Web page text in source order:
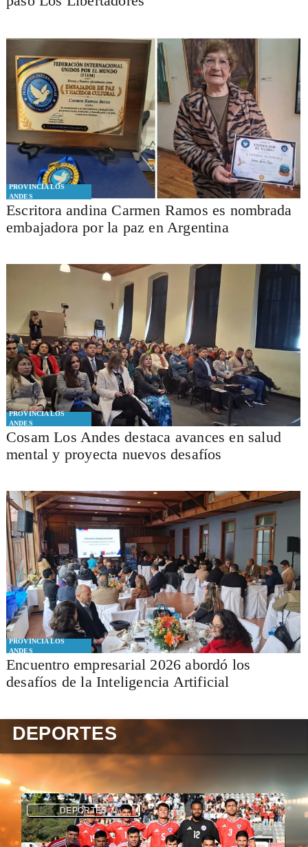
PROVINCIA LOS
ANDES
Escritora andina Carmen Ramos es nombrada
embajadora por la paz en Argentina
PROVINCIA LOS
ANDES
Cosam Los Andes destaca avances en salud
mental y proyecta nuevos desafíos
PROVINCIA LOS
ANDES
Encuentro empresarial 2026 abordó los
desafíos de la Inteligencia Artificial
DEPORTES
DEPORTES